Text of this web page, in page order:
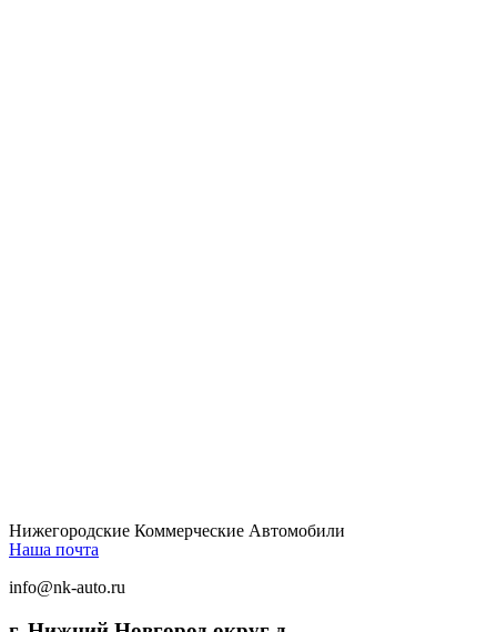
Нижегородские Коммерческие Автомобили
Наша почта
info@nk-auto.ru